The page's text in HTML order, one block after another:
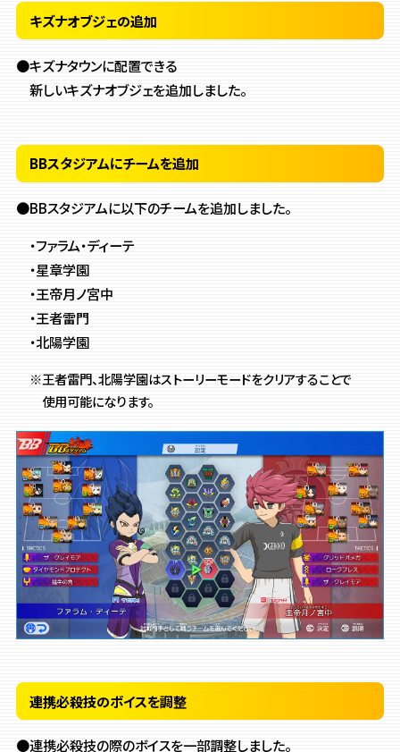
キズナオブジェの追加
●キズナタウンに配置できる
新しいキズナオブジェを追加しました。
BBスタジアムにチームを追加
●BBスタジアムに以下のチームを追加しました。
・ファラム・ディーテ
・星章学園
・王帝月ノ宮中
・王者雷門
・北陽学園
※王者雷門、北陽学園はストーリーモードをクリアすることで
使用可能になります。
連携必殺技のボイスを調整
●連携必殺技の際のボイスを一部調整しました。